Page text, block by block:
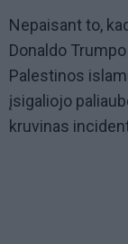
Nepaisant to,
Donaldo
Palestinos
įsigaliojo
kruvinas